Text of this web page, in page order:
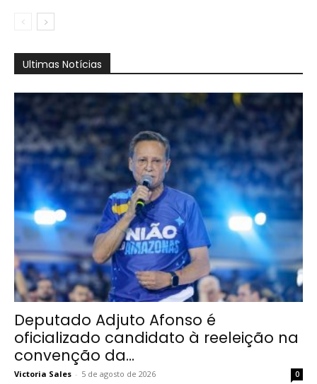
Ultimas Notícias
Deputado Adjuto Afonso é
oficializado candidato à reeleição na
convenção da...
Victoria Sales - 5 de agosto de 2026 0